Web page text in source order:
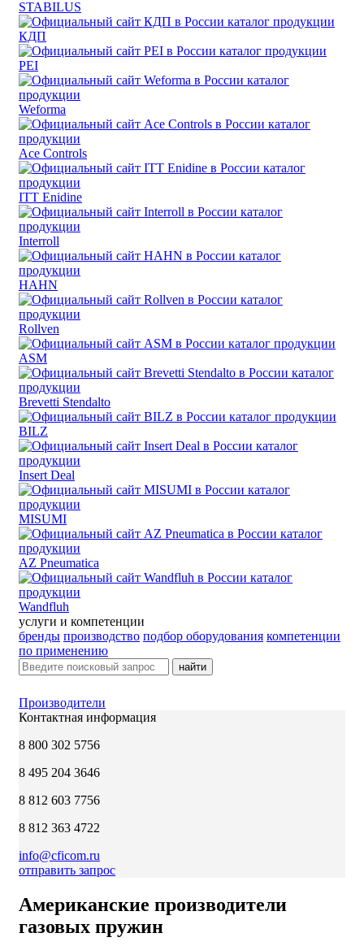
STABILUS
КДП
PEI
Weforma
Ace Controls
ITT Enidine
Interroll
HAHN
Rollven
ASM
Brevetti Stendalto
BILZ
Insert Deal
MISUMI
AZ Pneumatica
Wandfluh
услуги и компетенции
бренды производство подбор оборудования компетенции
по применению
найти
Производители
Контактная информация
8 800 302 5756
8 495 204 3646
8 812 603 7756
8 812 363 4722
info@cficom.ru
отправить запрос
Американские производители
газовых пружин